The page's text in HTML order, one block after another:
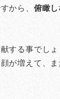
から、俯瞰
する事でしょ
が増えて、